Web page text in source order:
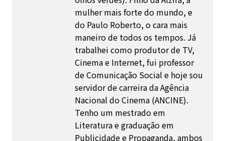
mulher mais forte do mundo, e
do Paulo Roberto, o cara mais
maneiro de todos os tempos. Já
trabalhei como produtor de TV,
Cinema e Internet, fui professor
de Comunicação Social e hoje sou
servidor de carreira da Agência
Nacional do Cinema (ANCINE).
Tenho um mestrado em
Literatura e graduação em
Publicidade e Propaganda, ambos